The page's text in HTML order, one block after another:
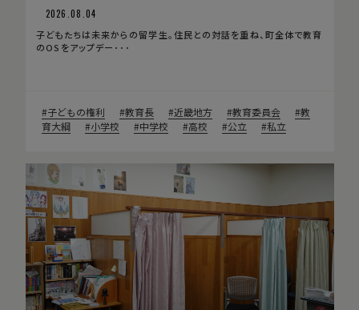
2026.08.04
子どもたちは未来からの留学生。住民との対話を重ね、町全体で教育
のOSをアップデー･･･
子どもの権利 教育長 近畿地方 教育委員会
教
育大綱
小学校 中学校 高校 公立 私立